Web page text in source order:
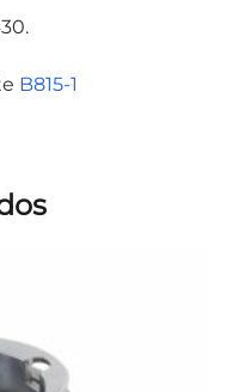
B815-1